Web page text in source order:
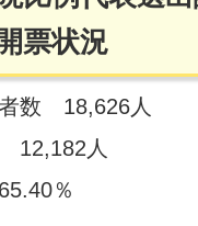
票状況
数 18,626人
12,182人
％